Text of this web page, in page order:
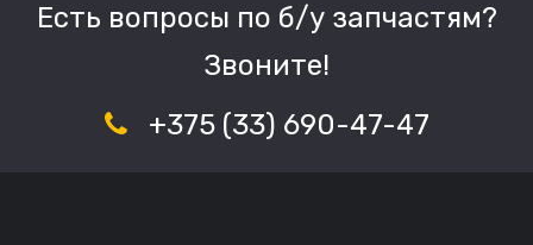
Есть вопросы по б/у запчастям?
Звоните!
+375 (33) 690-47-47